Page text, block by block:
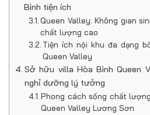
Bình tiện ích
Queen Valley: Không gian
chất lượng cao
Tiện ích nội khu đa dạng
Queen Valley
Sở hữu villa Hòa Bình Queen
nghỉ dưỡng lý tưởng
Phong cách sống chất
Queen Valley Lương Sơn